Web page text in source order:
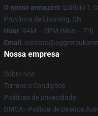
O nosso armazém: Edifício 1,
Província de Liaoning, CN
Hour: 9AM – 5PM (Mon – Fri)
Email :
Nossa empresa
Sobre nós
Termos e Condições
Políticas de privacidade
DMCA - Política de Direitos